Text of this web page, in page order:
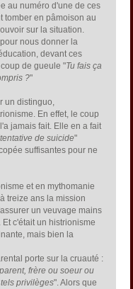
au numéro d'une de ces
tomber en pâmoison au
sur la situation.
nous donner la
devant ces
de gueule "Tu fais ça
?"
un distinguo,
En effet, le coup
jamais fait. Elle en a fait
tentative de suicide"
suffisantes pour ne
et en mythomanie
treize ans la mission
un veuvage mains
c'était un histrionisme
mais bien la
porte sur la cruauté :
frère ou soeur ou
privilèges". Alors que